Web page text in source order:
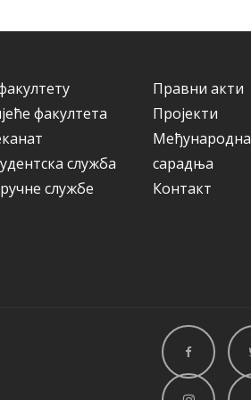
факултета
служба
службе
Правни акти
Пројекти
Међународна
сарадња
Контакт